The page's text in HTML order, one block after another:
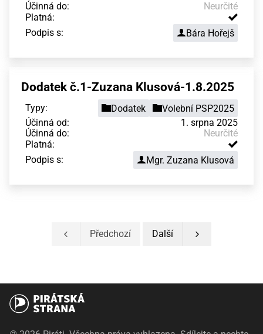
Účinná do:
Neurčité
Platná:
Podpis s:
Bára Hořejš
Dodatek č.1-Zuzana Klusová-1.8.2025
Typy: Dodatek
Volební PSP2025
Účinná od:
1. srpna 2025
Účinná do:
Neurčité
Platná:
Podpis s:
Mgr. Zuzana Klusová
Předchozí Další